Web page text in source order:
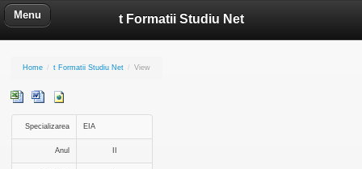
Menu t Formatii Studiu Net
Home / t Formatii Studiu Net / View
Specializarea EIA
Anul